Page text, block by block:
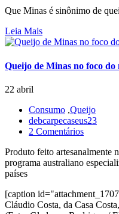
Que Minas é sinônimo de
Leia Mais
Queijo de Minas no foco do
22 abril
Consumo ,Queijo
debcarpecaseus23
2 Comentários
Produto feito artesanalmente
programa australiano
países
[caption
Cláudio Costa, da Casa